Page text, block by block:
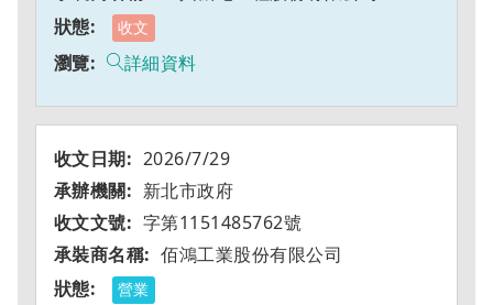
收文
詳細資料
2026/7/29
新北市政府
字第1151485762號
佰鴻工業股份有限公司
營業